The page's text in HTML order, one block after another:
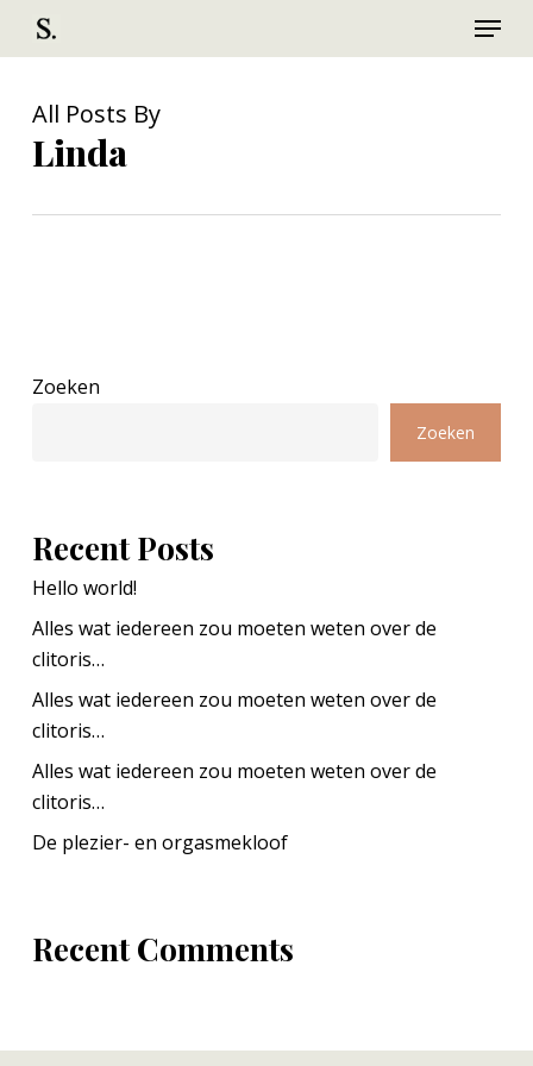
content
Menu
All Posts By
Linda
Zoeken
Zoeken
Recent Posts
Hello world!
Alles wat iedereen zou moeten weten over de
clitoris…
Alles wat iedereen zou moeten weten over de
clitoris…
Alles wat iedereen zou moeten weten over de
clitoris…
De plezier- en orgasmekloof
Recent Comments